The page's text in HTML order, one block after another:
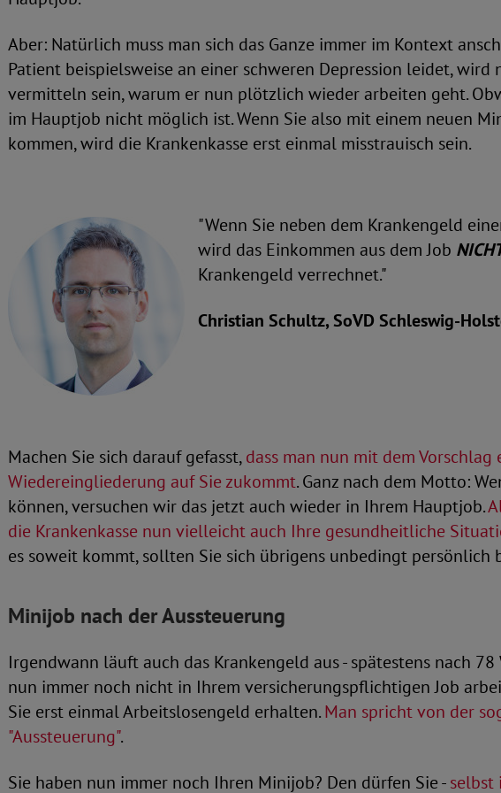
Aber: Natürlich muss man sich das Ganze immer im Kontext
Patient beispielsweise an einer schweren Depression leidet, wird
vermitteln sein, warum er nun plötzlich wieder arbeiten geht.
im Hauptjob nicht möglich ist. Wenn Sie also mit einem neuen
kommen, wird die Krankenkasse erst einmal misstrauisch sein.
"Wenn Sie neben dem Krankengeld
wird das Einkommen aus dem Job
Krankengeld verrechnet."
Christian Schultz, SoVD Schleswig-
Machen Sie sich darauf gefasst,dass man nun mit dem Vorschlag
Wiedereingliederung auf Sie zukommt. Ganz nach dem Motto:
können, versuchen wir das jetzt auch wieder in Ihrem Hauptjob.
die Krankenkasse nun vielleicht auch Ihre gesundheitliche
es soweit kommt, sollten Sie sich übrigens unbedingt persönlich
Minijob nach der Aussteuerung
Irgendwann läuft auch das Krankengeld aus - spätestens nach 78
nun immer noch nicht in Ihrem versicherungspflichtigen Job
Sie erst einmal Arbeitslosengeld erhalten.Man spricht von der
"Aussteuerung".
Sie haben nun immer noch Ihren Minijob? Den dürfen Sie -selbst